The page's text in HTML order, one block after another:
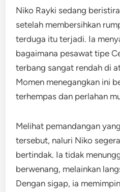
Niko Rayki sedang
setelah membersihkan
terduga itu terjadi. Ia
bagaimana pesawat tipe
terbang sangat rendah di
Momen menegangkan ini
terhempas dan perlahan
Melihat pemandangan
tersebut, naluri Niko
bertindak. Ia tidak
berwenang, melainkan
Dengan sigap, ia